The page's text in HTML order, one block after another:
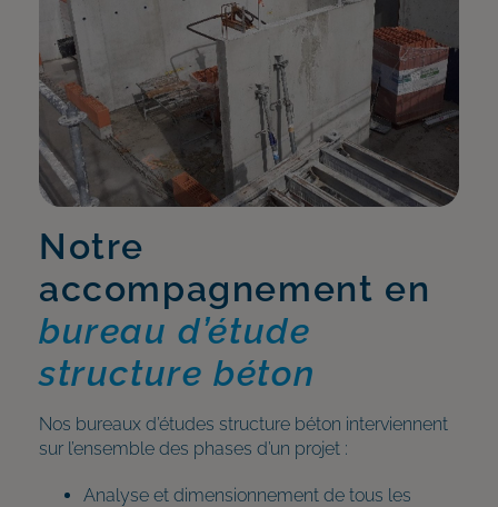
Notre
accompagnement en
bureau d’étude
structure béton
Nos bureaux d’études structure béton interviennent
sur l’ensemble des phases d’un projet :
Analyse et dimensionnement de tous les